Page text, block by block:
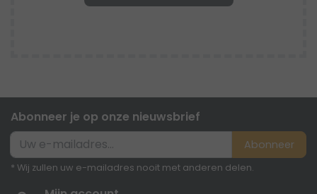
Abonneer je op onze nieuwsbrief
Abonneer
* Wij zullen uw e-mailadres nooit met anderen delen.